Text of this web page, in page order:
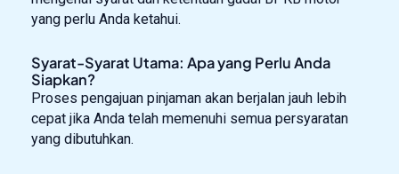
yang perlu Anda ketahui.
Syarat-Syarat Utama: Apa yang Perlu Anda
Siapkan?
Proses pengajuan pinjaman akan berjalan jauh lebih
cepat jika Anda telah memenuhi semua persyaratan
yang dibutuhkan.